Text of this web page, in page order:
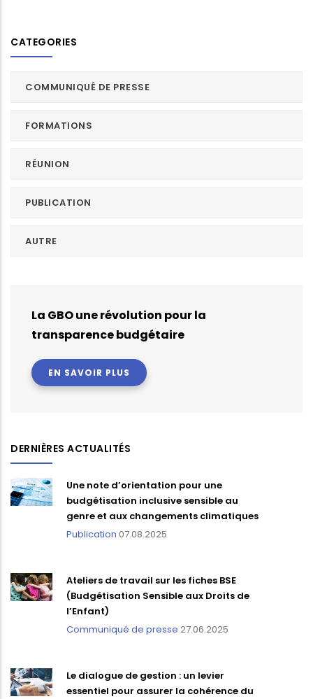
CATEGORIES
COMMUNIQUÉ DE PRESSE
FORMATIONS
RÉUNION
PUBLICATION
AUTRE
La GBO une révolution pour la
transparence budgétaire
EN SAVOIR PLUS
DERNIÈRES ACTUALITÉS
Une note d’orientation pour une
budgétisation inclusive sensible au
genre et aux changements climatiques
Publication 07.08.2025
Ateliers de travail sur les fiches BSE
(Budgétisation Sensible aux Droits de
l’Enfant)
Communiqué de presse 27.06.2025
Le dialogue de gestion : un levier
essentiel pour assurer la cohérence du